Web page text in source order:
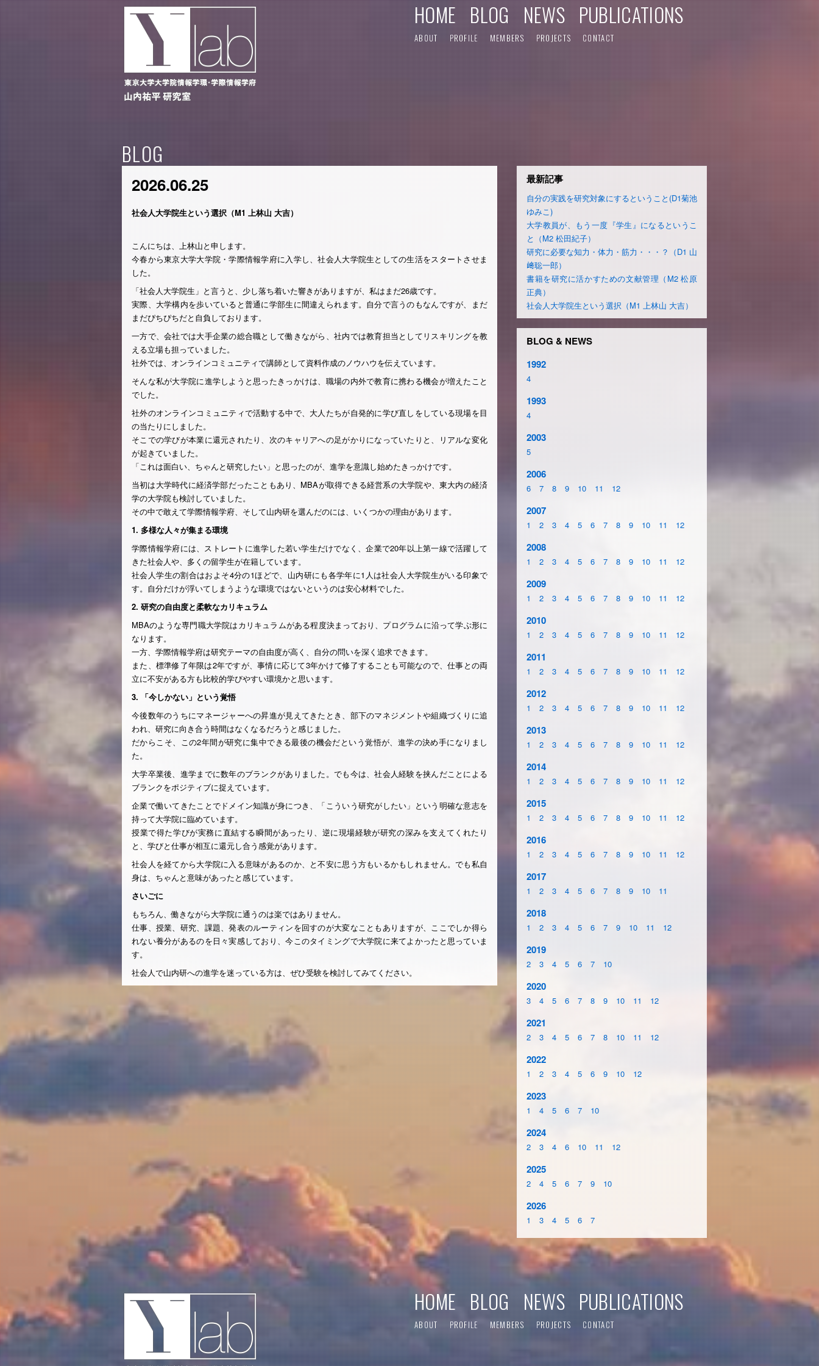
HOME BLOG NEWS PUBLICATIONS
ABOUT PROFILE MEMBERS PROJECTS CONTACT
BLOG
2026.06.25
社会人大学院生という選択（M1 上林山 大吉）
こんにちは、上林山と申します。
今春から東京大学大学院・学際情報学府に入学し、社会人大学院生としての生活をスタートさせま
した。
「社会人大学院生」と言うと、少し落ち着いた響きがありますが、私はまだ26歳です。
実際、大学構内を歩いていると普通に学部生に間違えられます。自分で言うのもなんですが、まだ
まだぴちぴちだと自負しております。
一方で、会社では大手企業の総合職として働きながら、社内では教育担当としてリスキリングを教
える立場も担っていました。
社外では、オンラインコミュニティで講師として資料作成のノウハウを伝えています。
そんな私が大学院に進学しようと思ったきっかけは、職場の内外で教育に携わる機会が増えたこと
でした。
社外のオンラインコミュニティで活動する中で、大人たちが自発的に学び直しをしている現場を目
の当たりにしました。
そこでの学びが本業に還元されたり、次のキャリアへの足がかりになっていたりと、リアルな変化
が起きていました。
「これは面白い、ちゃんと研究したい」と思ったのが、進学を意識し始めたきっかけです。
当初は大学時代に経済学部だったこともあり、MBAが取得できる経営系の大学院や、東大内の経済
学の大学院も検討していました。
その中で敢えて学際情報学府、そして山内研を選んだのには、いくつかの理由があります。
1. 多様な人々が集まる環境
学際情報学府には、ストレートに進学した若い学生だけでなく、企業で20年以上第一線で活躍して
きた社会人や、多くの留学生が在籍しています。
社会人学生の割合はおよそ4分の1ほどで、山内研にも各学年に1人は社会人大学院生がいる印象で
す。自分だけが浮いてしまうような環境ではないというのは安心材料でした。
2. 研究の自由度と柔軟なカリキュラム
MBAのような専門職大学院はカリキュラムがある程度決まっており、プログラムに沿って学ぶ形に
なります。
一方、学際情報学府は研究テーマの自由度が高く、自分の問いを深く追求できます。
また、標準修了年限は2年ですが、事情に応じて3年かけて修了することも可能なので、仕事との両
立に不安がある方も比較的学びやすい環境かと思います。
3. 「今しかない」という覚悟
今後数年のうちにマネージャーへの昇進が見えてきたとき、部下のマネジメントや組織づくりに追
われ、研究に向き合う時間はなくなるだろうと感じました。
だからこそ、この2年間が研究に集中できる最後の機会だという覚悟が、進学の決め手になりまし
た。
大学卒業後、進学までに数年のブランクがありました。でも今は、社会人経験を挟んだことによる
ブランクをポジティブに捉えています。
企業で働いてきたことでドメイン知識が身につき、「こういう研究がしたい」という明確な意志を
持って大学院に臨めています。
授業で得た学びが実務に直結する瞬間があったり、逆に現場経験が研究の深みを支えてくれたり
と、学びと仕事が相互に還元し合う感覚があります。
社会人を経てから大学院に入る意味があるのか、と不安に思う方もいるかもしれません。でも私自
身は、ちゃんと意味があったと感じています。
さいごに
もちろん、働きながら大学院に通うのは楽ではありません。
仕事、授業、研究、課題、発表のルーティンを回すのが大変なこともありますが、ここでしか得ら
れない養分があるのを日々実感しており、今このタイミングで大学院に来てよかったと思っていま
す。
社会人で山内研への進学を迷っている方は、ぜひ受験を検討してみてください。
最新記事
自分の実践を研究対象にするということ(D1菊池
ゆみこ)
大学教員が、もう一度『学生』になるというこ
と（M2 松田紀子）
研究に必要な知力・体力・筋力・・・？（D1 山
﨑聡一郎）
書籍を研究に活かすための文献管理（M2 松原
正典）
社会人大学院生という選択（M1 上林山 大吉）
BLOG & NEWS
1992
4
1993
4
2003
5
2006
6 7 8 9 10 11 12
2007
1 2 3 4 5 6 7 8 9 10 11 12
2008
1 2 3 4 5 6 7 8 9 10 11 12
2009
1 2 3 4 5 6 7 8 9 10 11 12
2010
1 2 3 4 5 6 7 8 9 10 11 12
2011
1 2 3 4 5 6 7 8 9 10 11 12
2012
1 2 3 4 5 6 7 8 9 10 11 12
2013
1 2 3 4 5 6 7 8 9 10 11 12
2014
1 2 3 4 5 6 7 8 9 10 11 12
2015
1 2 3 4 5 6 7 8 9 10 11 12
2016
1 2 3 4 5 6 7 8 9 10 11 12
2017
1 2 3 4 5 6 7 8 9 10 11
2018
1 2 3 4 5 6 7 9 10 11 12
2019
2 3 4 5 6 7 10
2020
3 4 5 6 7 8 9 10 11 12
2021
2 3 4 5 6 7 8 10 11 12
2022
1 2 3 4 5 6 9 10 12
2023
1 4 5 6 7 10
2024
2 3 4 6 10 11 12
2025
2 4 5 6 7 9 10
2026
1 3 4 5 6 7
HOME BLOG NEWS PUBLICATIONS
ABOUT PROFILE MEMBERS PROJECTS CONTACT